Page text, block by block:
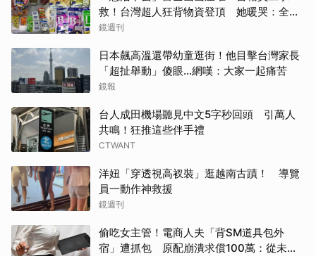
救！台灣超人狂背物資登頂 她暖哭：全世
界只有台灣會這樣
鏡週刊
日本飆高溫還帶幼童逛街！他目擊台灣家長
「超扯舉動」傻眼...網嘆：大家一起痛苦
鏡報
台人成田機場聽見中文5字秒回頭 引萬人
共鳴！狂推這些伴手禮
CTWANT
洋妞「穿透視高衩裝」逛越南古蹟！ 導覽
員一動作神救援
鏡週刊
偷吃女主管！電商人夫「背SM道具包外
宿」遭抓包 原配崩潰求償100萬：從未用